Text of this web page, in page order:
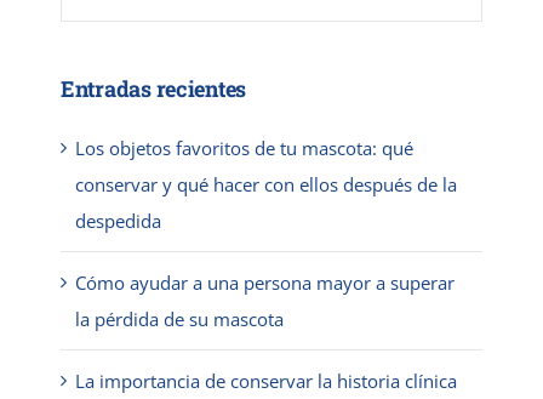
Entradas recientes
Los objetos favoritos de tu mascota: qué
conservar y qué hacer con ellos después de la
despedida
Cómo ayudar a una persona mayor a superar
la pérdida de su mascota
La importancia de conservar la historia clínica